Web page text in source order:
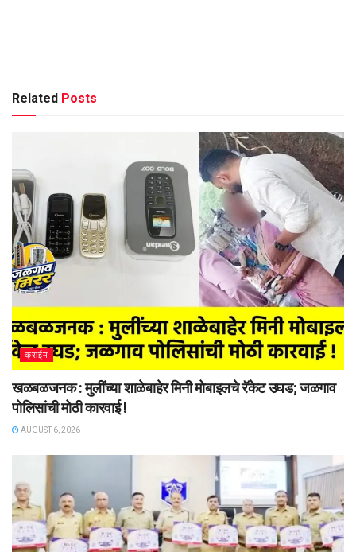
Related Posts
क्राईम
खळबळजनक : मुलींच्या शाळेबाहेर मिनी मोबाइलचे रॅकेट उघड; जळगाव
पोलिसांची मोठी कारवाई !
AUGUST 6, 2026